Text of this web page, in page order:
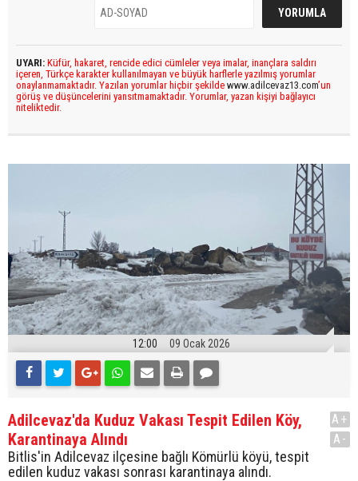
UYARI: Küfür, hakaret, rencide edici cümleler veya imalar, inançlara saldırı
içeren, Türkçe karakter kullanılmayan ve büyük harflerle yazılmış yorumlar
onaylanmamaktadır. Yazılan yorumlar hiçbir şekilde www.adilcevaz13.com’un
görüş ve düşüncelerini yansıtmamaktadır. Yorumlar, yazan kişiyi bağlayıcı
niteliktedir.
12:00 09 Ocak 2026
Adilcevaz'da Kuduz Vakası Tespit Edilen Köy,
Karantinaya Alındı
Bitlis'in Adilcevaz ilçesine bağlı Kömürlü köyü, tespit
edilen kuduz vakası sonrası karantinaya alındı.
A+
A-